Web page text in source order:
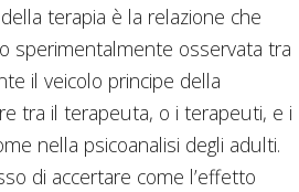
terapia è la relazione che
sperimentalmente osservata tra
il veicolo principe della
tra il terapeuta, o i terapeuti, e i
nella psicoanalisi degli adulti.
di accertare come l’effetto